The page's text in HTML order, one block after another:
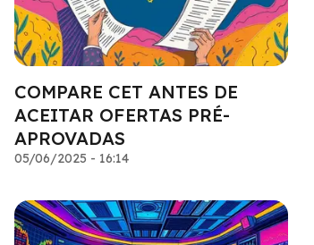
COMPARE CET ANTES DE
ACEITAR OFERTAS PRÉ-
APROVADAS
05/06/2025 - 16:14